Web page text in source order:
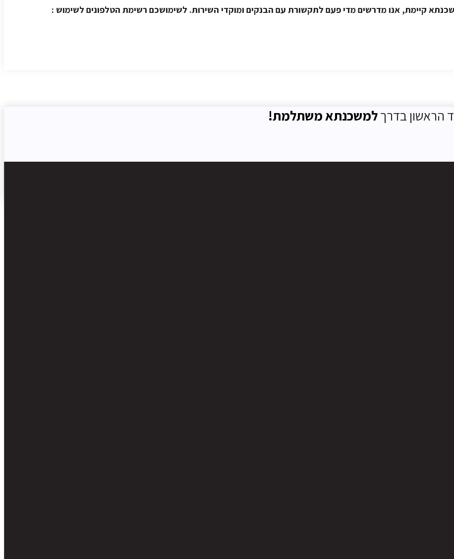
קיימת, אנו מדרשים מדי פעם לתקשורת עם הבנקים ומוקדי השירות. לשימושכם רשימת הטלפונים לשימוש :
הראשון בדרךלמשכנתא משתלמת!